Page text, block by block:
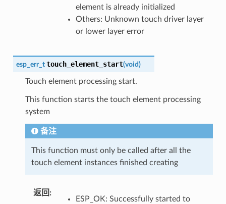
element is already initialized
Others: Unknown touch driver layer
or lower layer error
esp_err_t touch_element_start(void)
Touch element processing start.
This function starts the touch element processing
system
备注
This function must only be called after all the
touch element instances finished creating
返回 :
ESP_OK: Successfully started to